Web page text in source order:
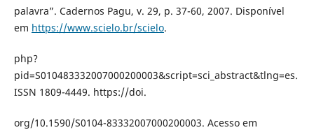
palavra”. Cadernos Pagu, v. 29, p. 37-60, 2007. Disponível
em https://www.scielo.br/scielo.
php?
pid=S010483332007000200003&script=sci_abstract&tlng=es.
ISSN 1809-4449. https://doi.
org/10.1590/S0104-83332007000200003. Acesso em